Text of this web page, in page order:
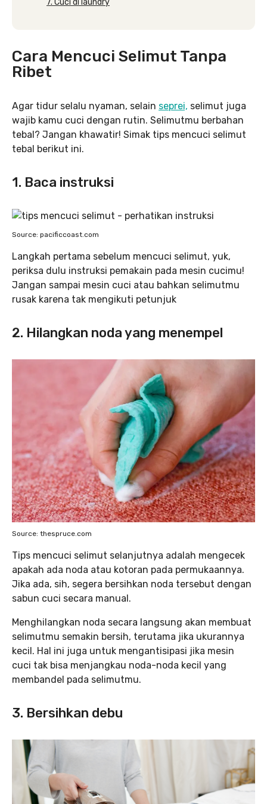
7. Cuci di laundry
Cara Mencuci Selimut Tanpa
Ribet
Agar tidur selalu nyaman, selain seprei, selimut juga
wajib kamu cuci dengan rutin. Selimutmu berbahan
tebal? Jangan khawatir! Simak tips mencuci selimut
tebal berikut ini.
1. Baca instruksi
Source: pacificcoast.com
Langkah pertama sebelum mencuci selimut, yuk,
periksa dulu instruksi pemakain pada mesin cucimu!
Jangan sampai mesin cuci atau bahkan selimutmu
rusak karena tak mengikuti petunjuk
2. Hilangkan noda yang menempel
Source: thespruce.com
Tips mencuci selimut selanjutnya adalah mengecek
apakah ada noda atau kotoran pada permukaannya.
Jika ada, sih, segera bersihkan noda tersebut dengan
sabun cuci secara manual.
Menghilangkan noda secara langsung akan membuat
selimutmu semakin bersih, terutama jika ukurannya
kecil. Hal ini juga untuk mengantisipasi jika mesin
cuci tak bisa menjangkau noda-noda kecil yang
membandel pada selimutmu.
3. Bersihkan debu